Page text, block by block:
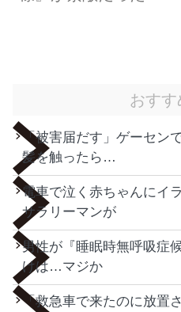
おす
「被害届だす」ゲーセン
髪を触ったら…
電車で泣く赤ちゃんにイ
サラリーマンが
男性が『睡眠時無呼吸症
けは…マジか
「救急車で来たのに放置